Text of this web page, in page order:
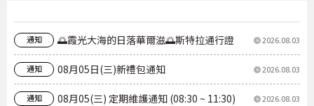
通知 🌅霞光大海的日落華爾滋🌅斯特拉通行證 2026.08.03
通知 08月05日(三)新禮包通知 2026.08.03
通知 08月05(三) 定期維護通知 (08:30 ~ 11:30) 2026.08.03